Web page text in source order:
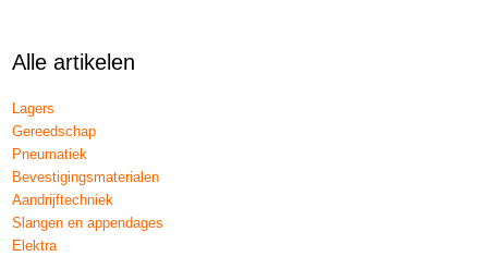
Alle artikelen
Lagers
Gereedschap
Pneumatiek
Bevestigingsmaterialen
Aandrijftechniek
Slangen en appendages
Elektra